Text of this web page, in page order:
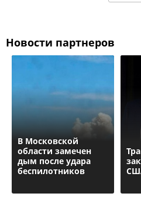
Новости партнеров
В Московской
области замечен
дым после удара
беспилотников